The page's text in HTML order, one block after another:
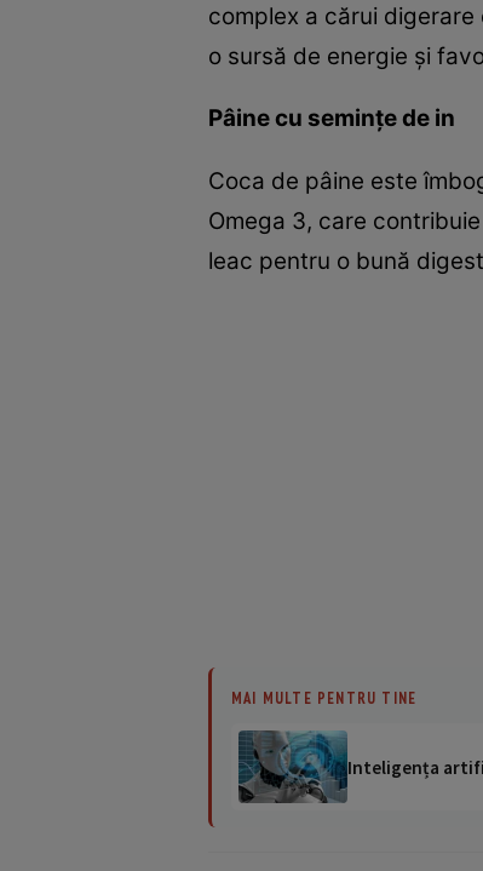
complex a cărui
o sursă de energie şi
Pâine cu seminţe de in
Coca de pâine este
Omega 3, care
leac pentru o bună
MAI MULTE PENTRU TINE
Inteligența